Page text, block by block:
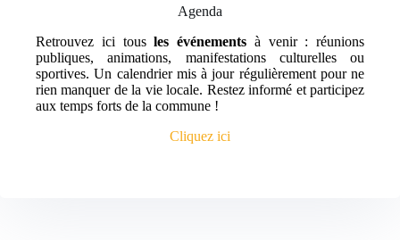
Agenda
Retrouvez ici tousles événements à venir : réunions
publiques, animations, manifestations culturelles ou
sportives. Un calendrier mis à jour régulièrement pour ne
rien manquer de la vie locale. Restez informé et participez
aux temps forts de la commune !
Cliquez ici